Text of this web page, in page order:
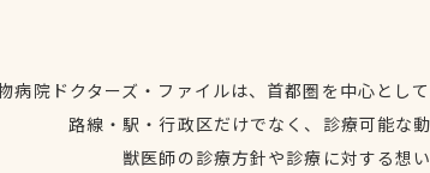
病院ドクターズ・ファイルは、首都圏を中心とし
路線・駅・行政区だけでなく、診療可能な
獣医師の診療方針や診療に対する想